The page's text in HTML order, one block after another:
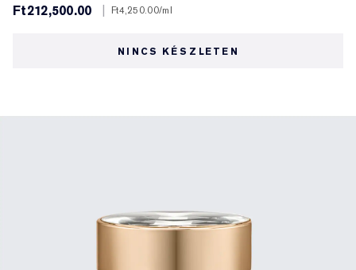
Ft212,500.00
Ft4,250.00/ml
NINCS KÉSZLETEN